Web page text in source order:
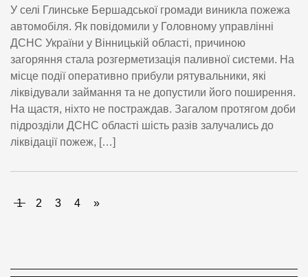
У селі Глинське Бершадської громади виникла пожежа
автомобіля. Як повідомили у Головному управлінні
ДСНС України у Вінницькій області, причиною
загоряння стала розгерметизація паливної системи. На
місце події оперативно прибули рятувальники, які
ліквідували займання та не допустили його поширення.
На щастя, ніхто не постраждав. Загалом протягом доби
підрозділи ДСНС області шість разів залучались до
ліквідації пожеж, […]
1 2 3 4 »